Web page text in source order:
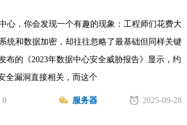
心，你会发现一个有趣的现象：工程师们花费大
统和数据加密，却往往忽略了最基础但同样关键
布的《2023年数据中心安全威胁报告》显示，约
全漏洞直接相关，而这个
2025-09-28
服务器
0